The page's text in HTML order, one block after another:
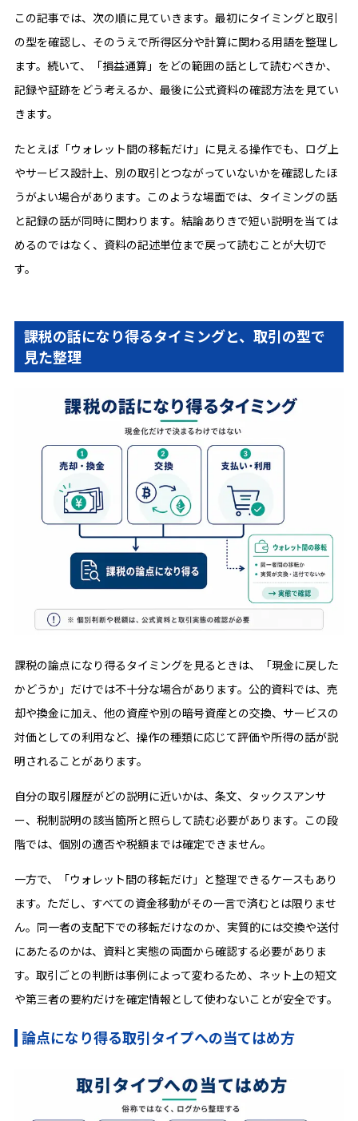
この記事では、次の順に見ていきます。最初にタイミングと取引
の型を確認し、そのうえで所得区分や計算に関わる用語を整理し
ます。続いて、「損益通算」をどの範囲の話として読むべきか、
記録や証跡をどう考えるか、最後に公式資料の確認方法を見てい
きます。
たとえば「ウォレット間の移転だけ」に見える操作でも、ログ上
やサービス設計上、別の取引とつながっていないかを確認したほ
うがよい場合があります。このような場面では、タイミングの話
と記録の話が同時に関わります。結論ありきで短い説明を当ては
めるのではなく、資料の記述単位まで戻って読むことが大切で
す。
課税の話になり得るタイミングと、取引の型で
見た整理
課税の論点になり得るタイミングを見るときは、「現金に戻した
かどうか」だけでは不十分な場合があります。公的資料では、売
却や換金に加え、他の資産や別の暗号資産との交換、サービスの
対価としての利用など、操作の種類に応じて評価や所得の話が説
明されることがあります。
自分の取引履歴がどの説明に近いかは、条文、タックスアンサ
ー、税制説明の該当箇所と照らして読む必要があります。この段
階では、個別の適否や税額までは確定できません。
一方で、「ウォレット間の移転だけ」と整理できるケースもあり
ます。ただし、すべての資金移動がその一言で済むとは限りませ
ん。同一者の支配下での移転だけなのか、実質的には交換や送付
にあたるのかは、資料と実態の両面から確認する必要がありま
す。取引ごとの判断は事例によって変わるため、ネット上の短文
や第三者の要約だけを確定情報として使わないことが安全です。
論点になり得る取引タイプへの当てはめ方